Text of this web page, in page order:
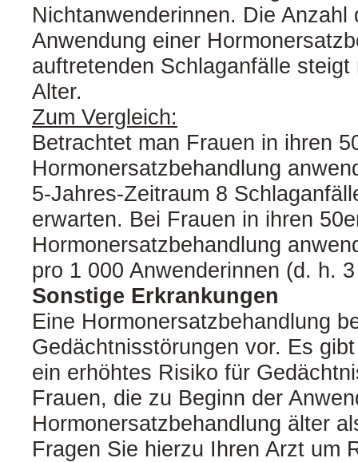
Nichtanwenderinnen. Die Anzahl
Anwendung einer
auftretenden Schlaganfälle steigt
Alter.
Zum Vergleich:
Betrachtet man Frauen in ihren
Hormonersatzbehandlung
5-Jahres-Zeitraum 8
erwarten. Bei Frauen in ihren
Hormonersatzbehandlung
pro 1 000 Anwenderinnen (d. h.
Sonstige Erkrankungen
Eine Hormonersatzbehandlung
Gedächtnisstörungen vor. Es
ein erhöhtes Risiko für
Frauen, die zu Beginn der
Hormonersatzbehandlung älter
Fragen Sie hierzu Ihren Arzt um